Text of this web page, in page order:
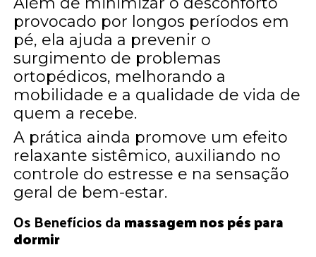
provocado por longos períodos em
pé, ela ajuda a prevenir o
surgimento de problemas
ortopédicos, melhorando a
mobilidade e a qualidade de vida de
quem a recebe.
A prática ainda promove um efeito
relaxante sistêmico, auxiliando no
controle do estresse e na sensação
geral de bem-estar.
Os Benefícios damassagem nos pés para
dormir